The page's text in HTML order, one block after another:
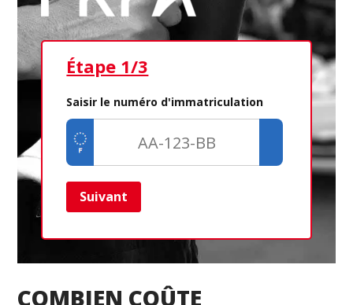
Étape 1/3
Saisir le numéro d'immatriculation
Suivant
COMBIEN COÛTE